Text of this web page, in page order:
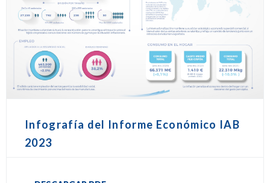
Infografía del Informe Económico IAB
2023